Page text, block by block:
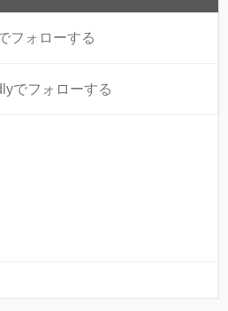
フォローする
でフォローする